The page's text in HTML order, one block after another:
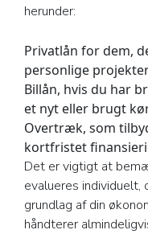
herunder:
Privatlån for dem,
personlige
Billån, hvis du har
et nyt eller brugt
Overtræk, som
kortfristet
Det er vigtigt at
evalueres
grundlag af din
håndterer